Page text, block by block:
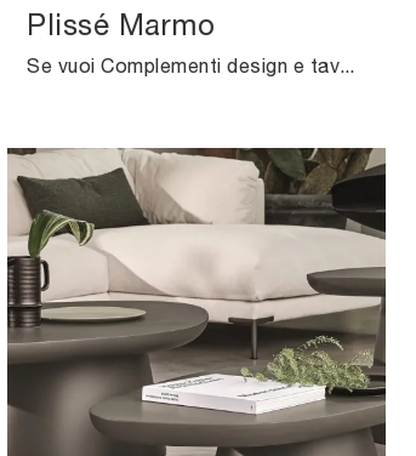
Plissé Marmo
Se vuoi Complementi design e tavolini in marmo ottieni informazioni sul modello Plissé Marmo dell'azienda Midj.